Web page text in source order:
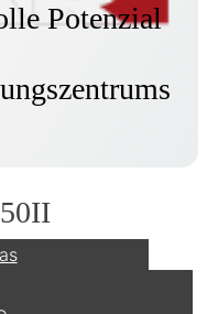
Potenzial